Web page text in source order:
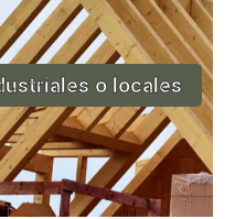
o locales